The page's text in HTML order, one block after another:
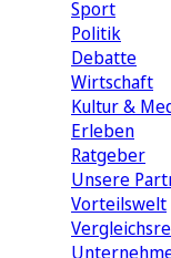
Sport
Politik
Debatte
Wirtschaft
Kultur &
Erleben
Ratgeber
Unsere
Vorteilswelt